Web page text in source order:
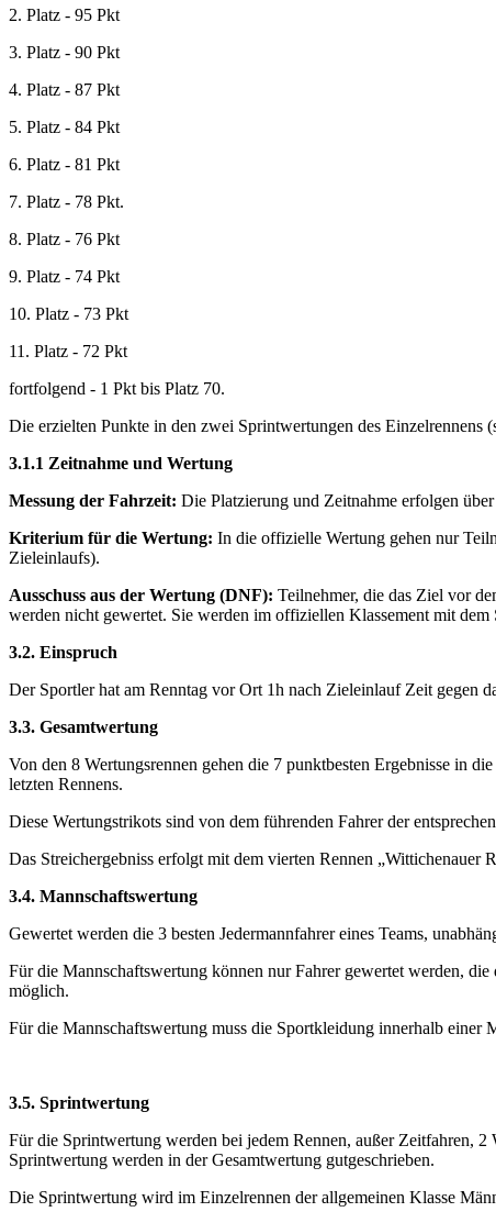
2. Platz - 95 Pkt
3. Platz - 90 Pkt
4. Platz - 87 Pkt
5. Platz - 84 Pkt
6. Platz - 81 Pkt
7. Platz - 78 Pkt.
8. Platz - 76 Pkt
9. Platz - 74 Pkt
10. Platz - 73 Pkt
11. Platz - 72 Pkt
fortfolgend - 1 Pkt bis Platz 70.
Die erzielten Punkte in den zwei Sprintwertungen des Einzelrennens
3.1.1 Zeitnahme und Wertung
Messung der Fahrzeit: Die Platzierung und Zeitnahme erfolgen
Kriterium für die Wertung: In die offizielle Wertung gehen nur
Zieleinlaufs).
Ausschuss aus der Wertung (DNF): Teilnehmer, die das Ziel vor
werden nicht gewertet. Sie werden im offiziellen Klassement mit dem
3.2. Einspruch
Der Sportler hat am Renntag vor Ort 1h nach Zieleinlauf Zeit gegen
3.3. Gesamtwertung
Von den 8 Wertungsrennen gehen die 7 punktbesten Ergebnisse in
letzten Rennens.
Diese Wertungstrikots sind von dem führenden Fahrer der
Das Streichergebniss erfolgt mit dem vierten Rennen „Wittichenauer
3.4. Mannschaftswertung
Gewertet werden die 3 besten Jedermannfahrer eines Teams,
Für die Mannschaftswertung können nur Fahrer gewertet werden,
möglich.
Für die Mannschaftswertung muss die Sportkleidung innerhalb einer
3.5. Sprintwertung
Für die Sprintwertung werden bei jedem Rennen, außer Zeitfahren,
Sprintwertung werden in der Gesamtwertung gutgeschrieben.
Die Sprintwertung wird im Einzelrennen der allgemeinen Klasse